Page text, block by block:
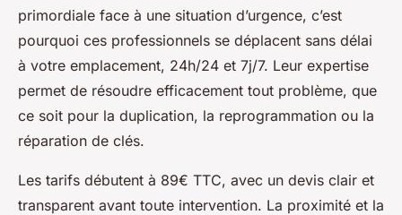
primordiale face à une situation d’urgence, c’est
pourquoi ces professionnels se déplacent sans délai
à votre emplacement, 24h/24 et 7j/7. Leur expertise
permet de résoudre efficacement tout problème, que
ce soit pour la duplication, la reprogrammation ou la
réparation de clés.
Les tarifs débutent à 89€ TTC, avec un devis clair et
transparent avant toute intervention. La proximité et la